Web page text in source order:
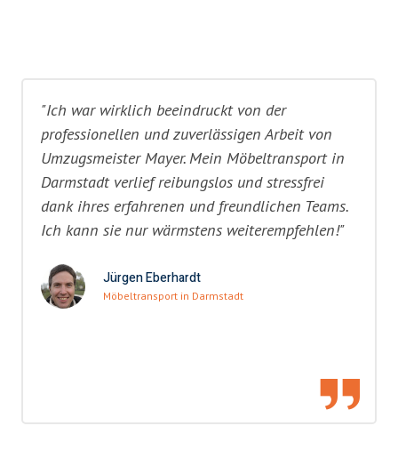
"Ich war wirklich beeindruckt von der
professionellen und zuverlässigen Arbeit von
Umzugsmeister Mayer. Mein Möbeltransport in
Darmstadt verlief reibungslos und stressfrei
dank ihres erfahrenen und freundlichen Teams.
Ich kann sie nur wärmstens weiterempfehlen!"
Jürgen Eberhardt
Möbeltransport in Darmstadt